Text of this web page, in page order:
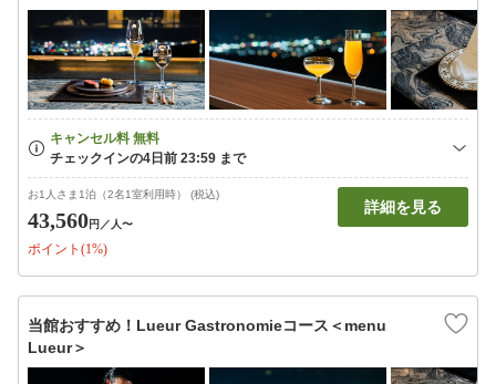
お1人さま1泊（2名1室利用時） (税込)
43,560円 ／人〜
ポイント(1%)
詳細を見る
当館おすすめ！Lueur Gastronomieコース＜menu
Lueur＞